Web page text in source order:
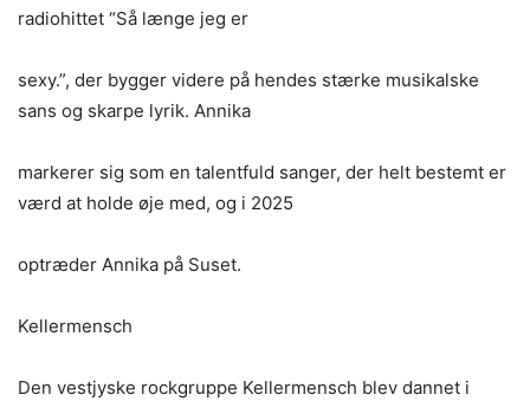
radiohittet “Så længe jeg er
sexy.”, der bygger videre på hendes stærke musikalske
sans og skarpe lyrik. Annika
markerer sig som en talentfuld sanger, der helt bestemt er
værd at holde øje med, og i 2025
optræder Annika på Suset.
Kellermensch
Den vestjyske rockgruppe Kellermensch blev dannet i